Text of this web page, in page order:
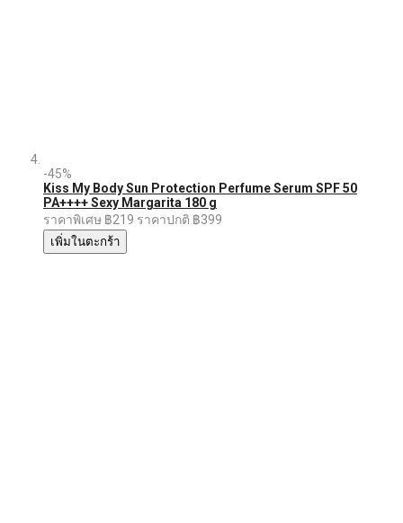
-45%
Kiss My Body Sun Protection Perfume Serum SPF 50
PA++++ Sexy Margarita 180 g
ราคาพิเศษ ฿219 ราคาปกติ ฿399
เพิ่มในตะกร้า